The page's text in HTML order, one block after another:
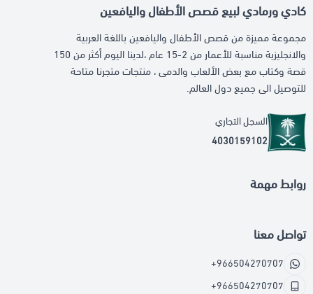
كادي ورمادي لبيع قصص الأطفال واليافعين
مجموعة مميزة من قصص الأطفال واليافعين باللغة العربية
والانجليزية مناسبة للأعمار من 2-15 عام ،لدينا اليوم أكثر من 150
قصة وكتاب مع بعض الألعاب والدمى ، منتجات متجرنا متاحة
للتوصيل الى جميع دول العالم.
السجل التجاري
4030159102
روابط مهمة
تواصل معنا
+966504270707
+966504270707